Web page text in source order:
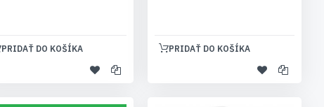
PRIDAŤ DO KOŠÍKA PRIDAŤ DO KOŠÍKA